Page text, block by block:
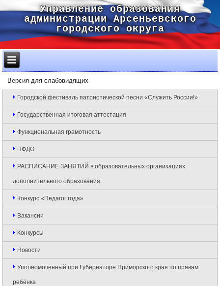
Управление образования
администрации Арсеньевского
городского округа
Версия для слабовидящих
Городской фестиваль патриотической песни «Служить России!»
Государственная итоговая аттестация
Функциональная грамотность
ПФДО
РАСПИСАНИЕ ЗАНЯТИЙ в образовательных организациях
дополнительного образования
Конкурс «Педагог года»
Вакансии
Конкурсы
Новости
Уполномоченный при Губернаторе Приморского края по правам
ребёнка